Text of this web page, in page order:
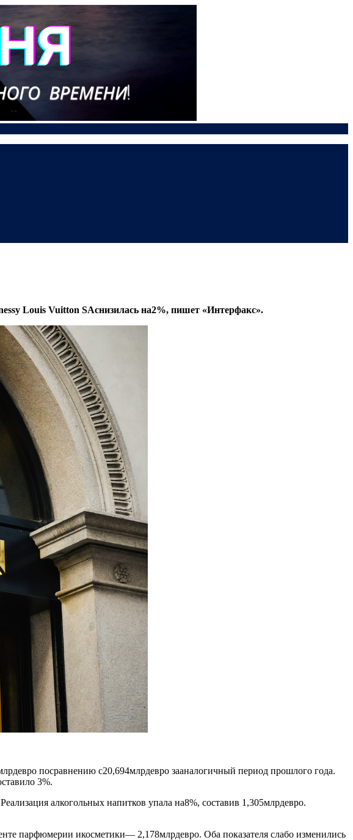
Louis Vuitton SAснизилась на2%, пишет «Интерфакс».
посравнению с20,694млрдевро зааналогичный период прошлого года.
3%.
алкогольных напитков упала на8%, составив 1,305млрдевро.
парфюмерии икосметики— 2,178млрдевро. Оба показателя слабо изменились